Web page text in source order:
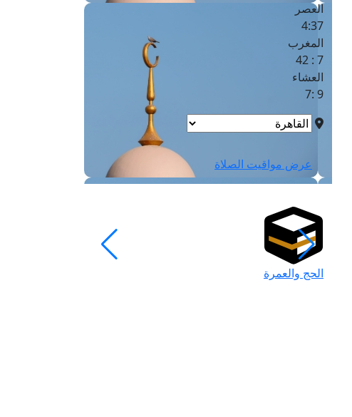
العصر
4:37
المغرب
7 : 42
العشاء
9 :7
عرض مواقيت الصلاة
الحج والعمرة